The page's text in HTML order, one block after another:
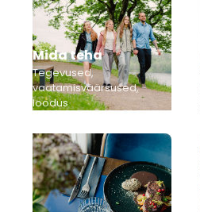
Mida teha
Tegevused,
vaatamisväärsused,
loodus